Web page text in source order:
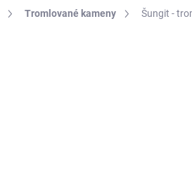
Tromlované kameny Šungit -